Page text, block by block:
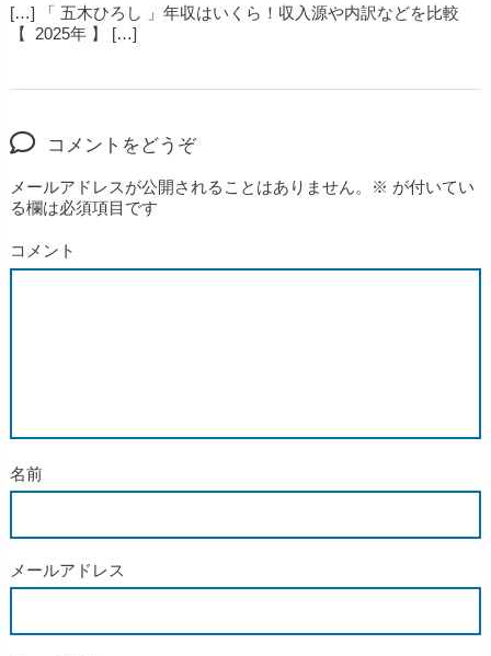
[…] 「 五木ひろし 」年収はいくら！収入源や内訳などを比較
【 2025年 】 […]
コメントをどうぞ
メールアドレスが公開されることはありません。 ※ が付いてい
る欄は必須項目です
コメント
名前
メールアドレス